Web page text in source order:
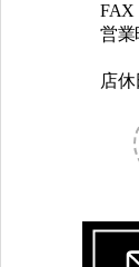
FAX
営業
日
店